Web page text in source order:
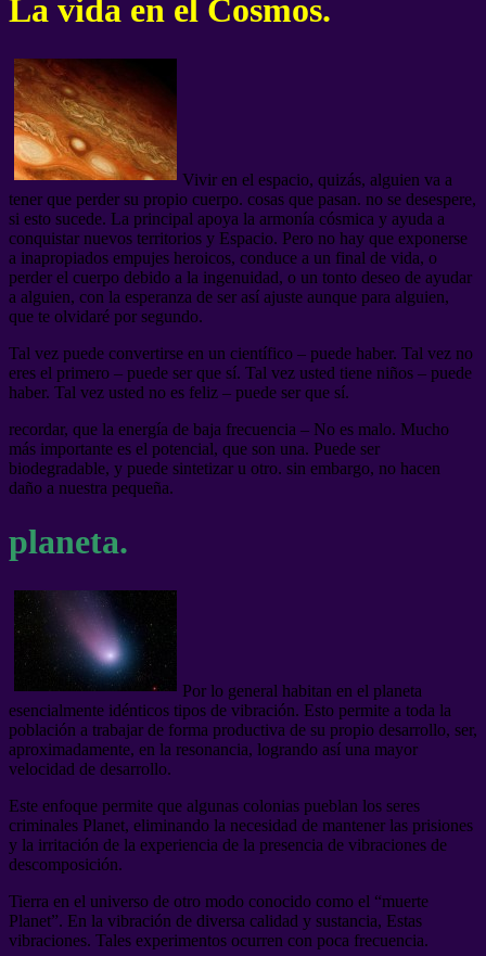
La vida en el Cosmos.
Vivir en el espacio, quizás, alguien va a
tener que perder su propio cuerpo. cosas que pasan. no se desespere,
si esto sucede. La principal apoya la armonía cósmica y ayuda a
conquistar nuevos territorios y Espacio. Pero no hay que exponerse
a inapropiados empujes heroicos, conduce a un final de vida, o
perder el cuerpo debido a la ingenuidad, o un tonto deseo de ayudar
a alguien, con la esperanza de ser así ajuste aunque para alguien,
que te olvidaré por segundo.
Tal vez puede convertirse en un científico – puede haber. Tal vez no
eres el primero – puede ser que sí. Tal vez usted tiene niños – puede
haber. Tal vez usted no es feliz – puede ser que sí.
recordar, que la energía de baja frecuencia – No es malo. Mucho
más importante es el potencial, que son una. Puede ser
biodegradable, y puede sintetizar u otro. sin embargo, no hacen
daño a nuestra pequeña.
planeta.
Por lo general habitan en el planeta
esencialmente idénticos tipos de vibración. Esto permite a toda la
población a trabajar de forma productiva de su propio desarrollo, ser,
aproximadamente, en la resonancia, logrando así una mayor
velocidad de desarrollo.
Este enfoque permite que algunas colonias pueblan los seres
criminales Planet, eliminando la necesidad de mantener las prisiones
y la irritación de la experiencia de la presencia de vibraciones de
descomposición.
Tierra en el universo de otro modo conocido como el “muerte
Planet”. En la vibración de diversa calidad y sustancia, Estas
vibraciones. Tales experimentos ocurren con poca frecuencia.